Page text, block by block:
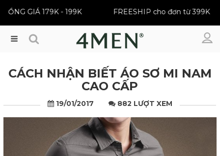
SELLER | ĐỒNG GIÁ 179K - 199K FREESHIP cho
Menu
CÁCH NHẬN BIẾT ÁO SƠ MI NAM
CAO CẤP
19/01/2017 882 LƯỢT XEM